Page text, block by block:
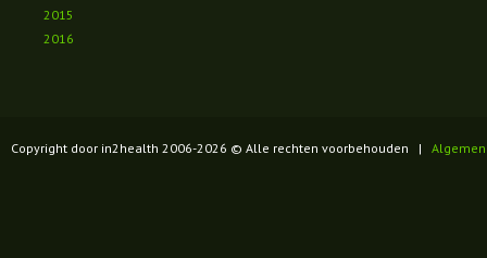
2015
2016
Copyright door in2health 2006-2026 © Alle rechten voorbehouden |